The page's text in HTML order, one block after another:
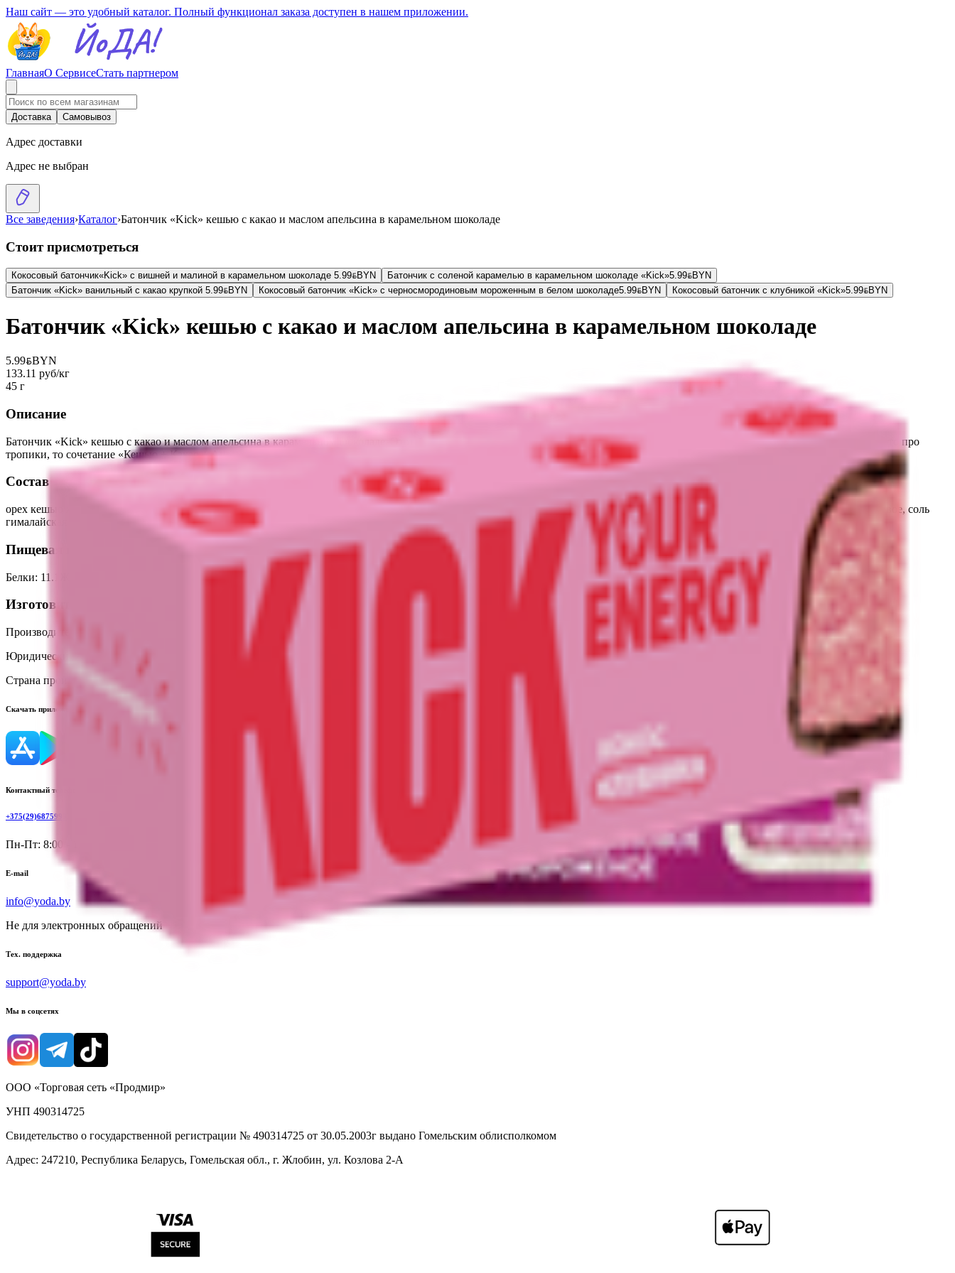
Наш сайт — это удобный каталог. Полный функционал заказа доступен в нашем приложении.
ГлавнаяО СервисеСтать партнером
Доставка Самовывоз
Адрес доставки
Адрес не выбран
Все заведения›Каталог›Батончик «Kick» кешью с какао и маслом апельсина в карамельном шоколаде
Стоит присмотреться
Кокосовый батончик«Kick» с вишней и малиной в карамельном шоколаде 5.99BYNBYN Батончик с соленой карамелью в карамельном шоколаде «Kick»5.99BYNBYN
Батончик «Kick» ванильный с какао крупкой 5.99BYNBYN Кокосовый батончик «Kick» с черносмородиновым мороженным в белом шоколаде5.99BYNBYN Кокосовый батончик с клубникой «Kick»5.99BYNBYN
Батончик «Kick» кешью с какао и маслом апельсина в карамельном шоколаде
5.99BYNBYN
133.11 руб/кг
45 г
Описание
Батончик «Kick» кешью с какао и маслом апельсина в карамельном шоколаде. Этот батончик считается одним из самых изысканных в линейке Kick. Если кокосовые варианты — это про
тропики, то сочетание «Кешью + Какао + Апельсин» — это классика кондитерского искусства (сочетание шоколада и цитруса), переложенная на язык здорового питания.
Состав
орех кешью жареный, солод выпаренный при 40с, сироп топинамбура, мука из зеленой гречки, мука кокосовая, масло какао, панела, какао тертое, какао порошок, масло апельсиновое, соль
гималайская розовая
Пищевая ценность на 100г
Белки: 11.1 Калории
Изготовитель
Производитель:
ООО Производственная компания «Фуд Рев»
Юридический адрес:
111524, г. Москва, ул. Электродная, д. 2, стр. 23, Россия.
Страна производства:Россия
Скачать приложение
Контактный телефон
+375(29)6875999
Пн-Пт: 8:00 - 17:00
E-mail
info@yoda.by
Не для электронных обращений
Тех. поддержка
support@yoda.by
Мы в соцсетях
ООО «Торговая сеть «Продмир»
УНП 490314725
Свидетельство о государственной регистрации № 490314725 от 30.05.2003г выдано Гомельским облисполкомом
Адрес: 247210, Республика Беларусь, Гомельская обл., г. Жлобин, ул. Козлова 2-А